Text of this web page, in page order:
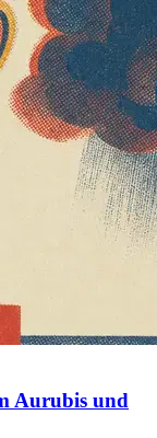
Aurubis und